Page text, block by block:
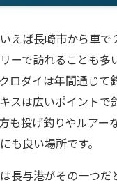
えば長崎市から車
ーで訪れることも多
ロダイは年間通じ
スは広いポイント
も投げ釣りやルア
も良い場所です。
長与港がその一つ